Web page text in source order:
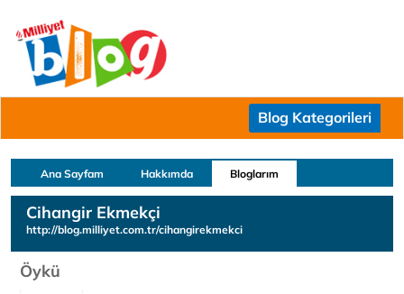
Blog Kategorileri
Ana Sayfam Hakkımda Bloglarım
Cihangir Ekmekçi
http://blog.milliyet.com.tr/cihangirekmekci
Öykü